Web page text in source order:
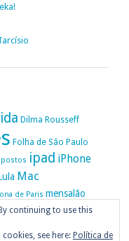
Dilma Rousseff
Folha de São Paulo
ipad iPhone
Mac
de Paris mensalão
OAB OiOsloPolítica
continuing to use this
see here: Política de